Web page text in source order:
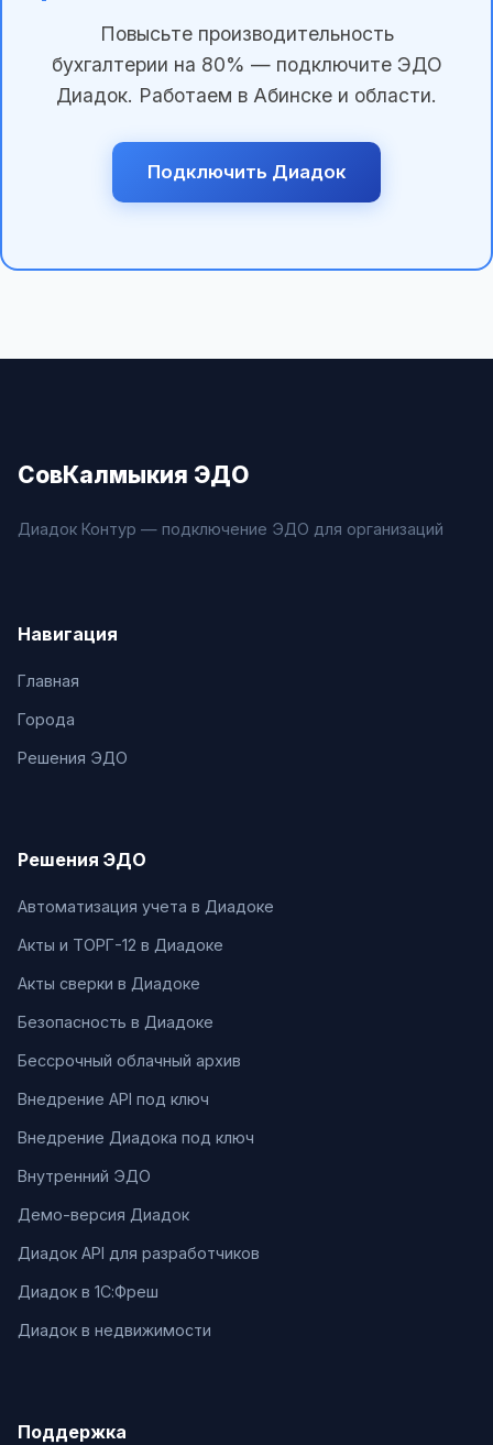
Повысьте производительность
бухгалтерии на 80% — подключите ЭДО
Диадок. Работаем в Абинске и области.
Подключить Диадок
СовКалмыкия ЭДО
Диадок Контур — подключение ЭДО для организаций
Навигация
Главная
Города
Решения ЭДО
Решения ЭДО
Автоматизация учета в Диадоке
Акты и ТОРГ-12 в Диадоке
Акты сверки в Диадоке
Безопасность в Диадоке
Бессрочный облачный архив
Внедрение API под ключ
Внедрение Диадока под ключ
Внутренний ЭДО
Демо-версия Диадок
Диадок API для разработчиков
Диадок в 1С:Фреш
Диадок в недвижимости
Поддержка